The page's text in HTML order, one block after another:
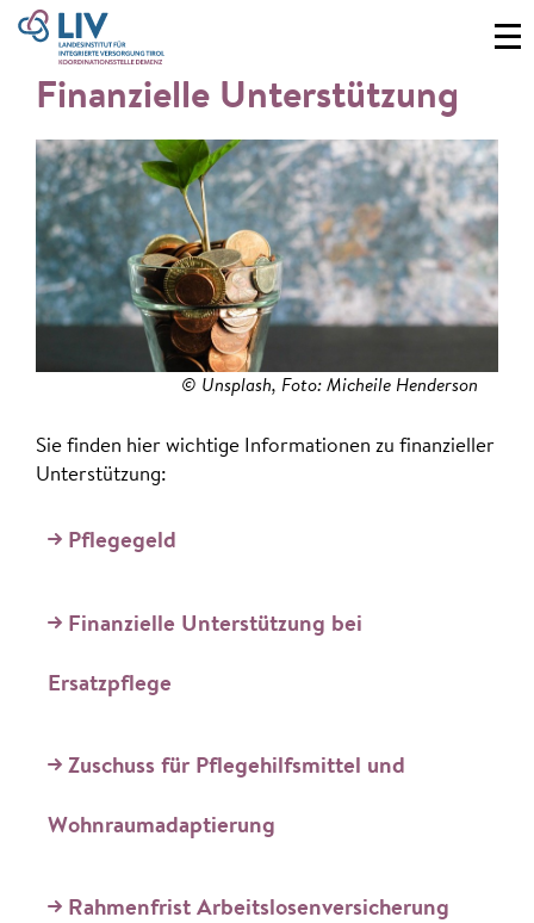
Finanzielle Unterstützung
© Unsplash, Foto: Micheile Henderson
Sie finden hier wichtige Informationen zu finanzieller
Unterstützung:
Pflegegeld
Finanzielle Unterstützung bei
Ersatzpflege
Zuschuss für Pflegehilfsmittel und
Wohnraumadaptierung
Rahmenfrist Arbeitslosenversicherung